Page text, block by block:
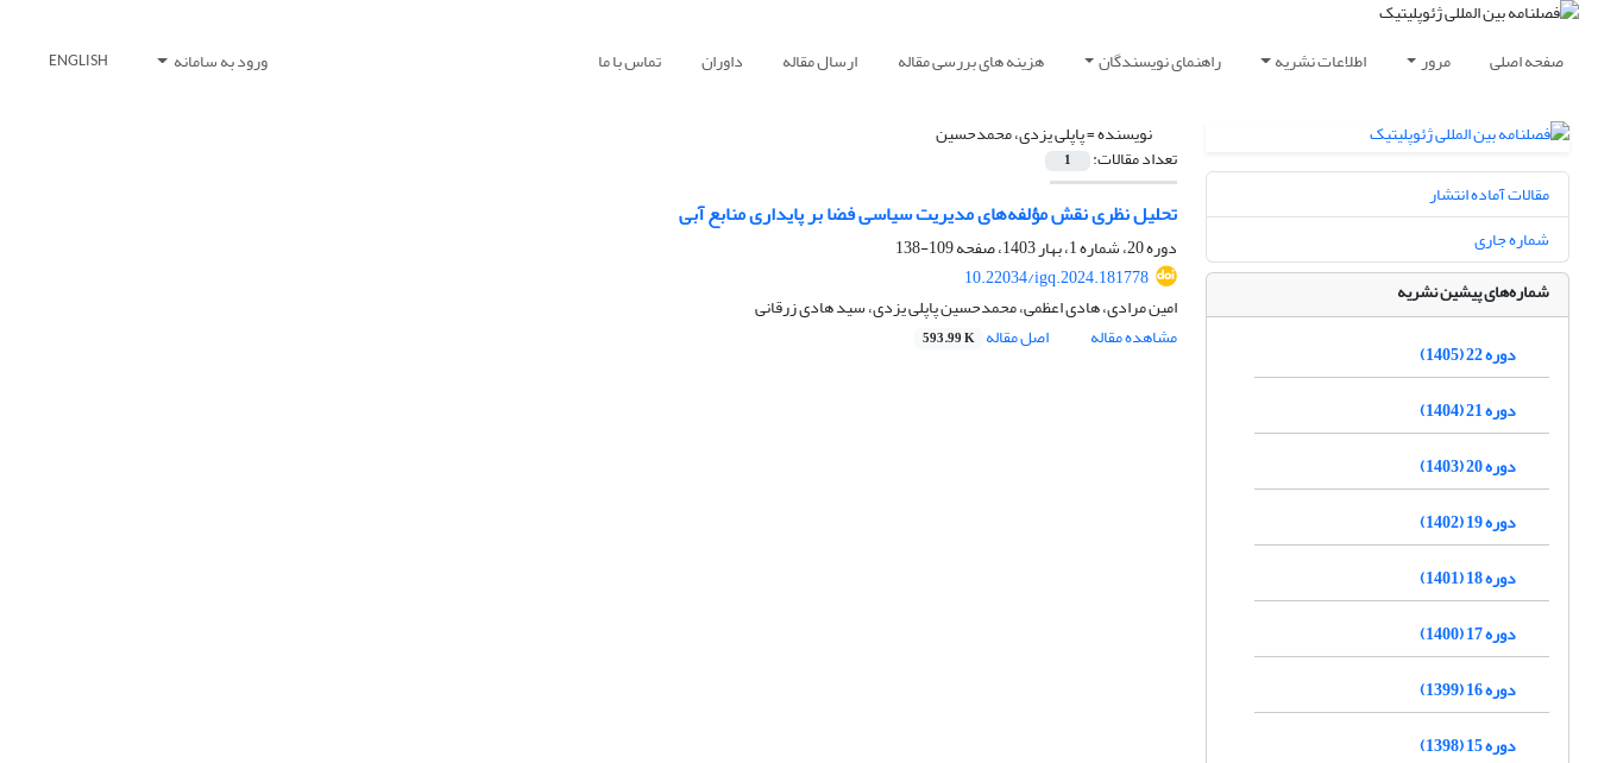
صفحه اصلی مرور اطلاعات نشریه راهنمای نویسندگان هزینه های بررسی مقاله ارسال مقاله داوران تماس با ما ورود به سامانه ENGLISH
نویسنده =پاپلی یزدی، محمدحسین
تعداد مقالات: 1
تحلیل نظری نقش مؤلفه‌های مدیریت سیاسی فضا بر پایداری منابع آبی
دوره 20، شماره 1، بهار 1403، صفحه
109-138
10.22034/igq.2024.181778
امین مرادی، هادی اعظمی، محمدحسین پاپلی یزدی، سید هادی زرقانی
مشاهده مقاله
اصل مقاله 593.99 K
مقالات آماده انتشار
شماره جاری
شماره‌های پیشین نشریه
دوره 22 (1405)
دوره 21 (1404)
دوره 20 (1403)
دوره 19 (1402)
دوره 18 (1401)
دوره 17 (1400)
دوره 16 (1399)
دوره 15 (1398)